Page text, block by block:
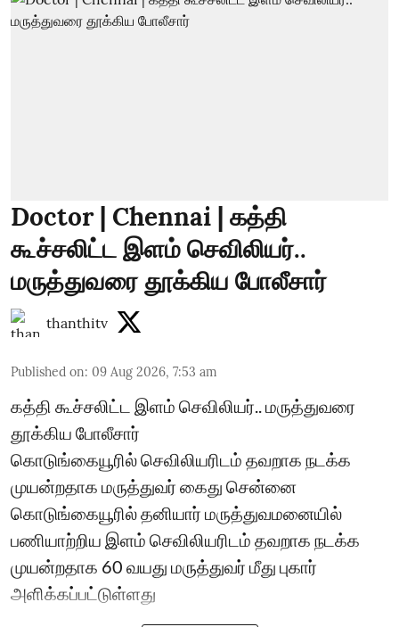
Doctor | Chennai | கத்தி
கூச்சலிட்ட இளம் செவிலியர்..
மருத்துவரை தூக்கிய போலீசார்
thanthitv
Published on: 09 Aug 2026, 7:53 am
கத்தி கூச்சலிட்ட இளம் செவிலியர்.. மருத்துவரை
தூக்கிய போலீசார்
கொடுங்கையூரில் செவிலியரிடம் தவறாக நடக்க
முயன்றதாக மருத்துவர் கைது சென்னை
கொடுங்கையூரில் தனியார் மருத்துவமனையில்
பணியாற்றிய இளம் செவிலியரிடம் தவறாக நடக்க
முயன்றதாக 60 வயது மருத்துவர் மீது புகார்
அளிக்கப்பட்டுள்ளது